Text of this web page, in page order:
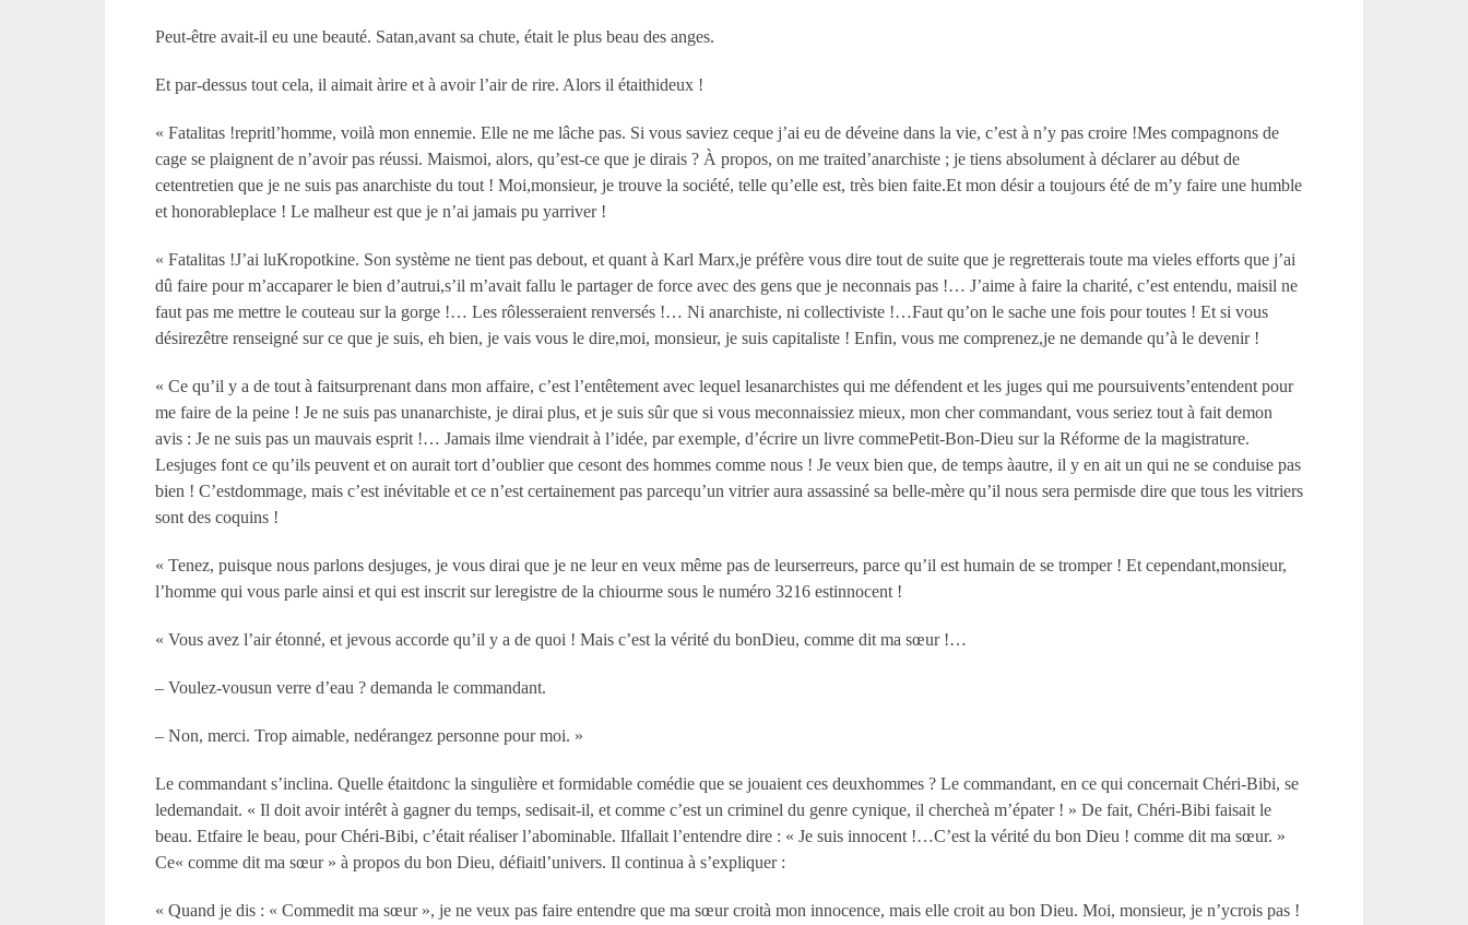
Peut-être avait-il eu une beauté. Satan,avant sa chute, était le plus beau des anges.
Et par-dessus tout cela, il aimait àrire et à avoir l’air de rire. Alors il étaithideux !
« Fatalitas !repritl’homme, voilà mon ennemie. Elle ne me lâche pas. Si vous saviez ceque j’ai eu de déveine dans la vie, c’est à n’y pas croire !Mes compagnons de
cage se plaignent de n’avoir pas réussi. Maismoi, alors, qu’est-ce que je dirais ? À propos, on me traited’anarchiste ; je tiens absolument à déclarer au début de
cetentretien que je ne suis pas anarchiste du tout ! Moi,monsieur, je trouve la société, telle qu’elle est, très bien faite.Et mon désir a toujours été de m’y faire une humble
et honorableplace ! Le malheur est que je n’ai jamais pu yarriver !
« Fatalitas !J’ai luKropotkine. Son système ne tient pas debout, et quant à Karl Marx,je préfère vous dire tout de suite que je regretterais toute ma vieles efforts que j’ai
dû faire pour m’accaparer le bien d’autrui,s’il m’avait fallu le partager de force avec des gens que je neconnais pas !… J’aime à faire la charité, c’est entendu, maisil ne
faut pas me mettre le couteau sur la gorge !… Les rôlesseraient renversés !… Ni anarchiste, ni collectiviste !…Faut qu’on le sache une fois pour toutes ! Et si vous
désirezêtre renseigné sur ce que je suis, eh bien, je vais vous le dire,moi, monsieur, je suis capitaliste ! Enfin, vous me comprenez,je ne demande qu’à le devenir !
« Ce qu’il y a de tout à faitsurprenant dans mon affaire, c’est l’entêtement avec lequel lesanarchistes qui me défendent et les juges qui me poursuivents’entendent pour
me faire de la peine ! Je ne suis pas unanarchiste, je dirai plus, et je suis sûr que si vous meconnaissiez mieux, mon cher commandant, vous seriez tout à fait demon
avis : Je ne suis pas un mauvais esprit !… Jamais ilme viendrait à l’idée, par exemple, d’écrire un livre commePetit-Bon-Dieu sur la Réforme de la magistrature.
Lesjuges font ce qu’ils peuvent et on aurait tort d’oublier que cesont des hommes comme nous ! Je veux bien que, de temps àautre, il y en ait un qui ne se conduise pas
bien ! C’estdommage, mais c’est inévitable et ce n’est certainement pas parcequ’un vitrier aura assassiné sa belle-mère qu’il nous sera permisde dire que tous les vitriers
sont des coquins !
« Tenez, puisque nous parlons desjuges, je vous dirai que je ne leur en veux même pas de leurserreurs, parce qu’il est humain de se tromper ! Et cependant,monsieur,
l’homme qui vous parle ainsi et qui est inscrit sur leregistre de la chiourme sous le numéro 3216 estinnocent !
« Vous avez l’air étonné, et jevous accorde qu’il y a de quoi ! Mais c’est la vérité du bonDieu, comme dit ma sœur !…
– Voulez-vousun verre d’eau ? demanda le commandant.
– Non, merci. Trop aimable, nedérangez personne pour moi. »
Le commandant s’inclina. Quelle étaitdonc la singulière et formidable comédie que se jouaient ces deuxhommes ? Le commandant, en ce qui concernait Chéri-Bibi, se
ledemandait. « Il doit avoir intérêt à gagner du temps, sedisait-il, et comme c’est un criminel du genre cynique, il chercheà m’épater ! » De fait, Chéri-Bibi faisait le
beau. Etfaire le beau, pour Chéri-Bibi, c’était réaliser l’abominable. Ilfallait l’entendre dire : « Je suis innocent !…C’est la vérité du bon Dieu ! comme dit ma sœur. »
Ce« comme dit ma sœur » à propos du bon Dieu, défiaitl’univers. Il continua à s’expliquer :
« Quand je dis : « Commedit ma sœur », je ne veux pas faire entendre que ma sœur croità mon innocence, mais elle croit au bon Dieu. Moi, monsieur, je n’ycrois pas !